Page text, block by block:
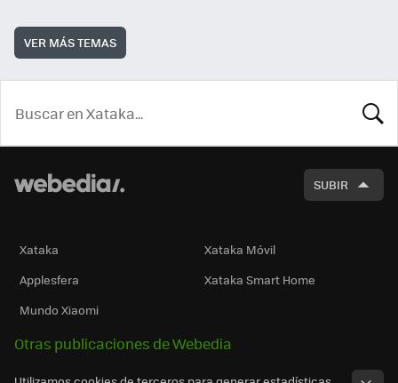
VER MÁS TEMAS
SUBIR
Xataka
Xataka Móvil
Applesfera
Xataka Smart Home
Mundo Xiaomi
Otras publicaciones de Webedia